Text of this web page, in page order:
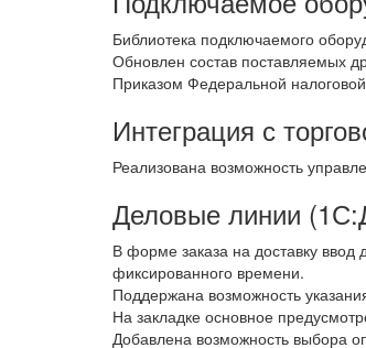
Библиотека подключаемого
Обновлен состав поставляемых
Приказом Федеральной
Интеграция с
Реализована возможность
Деловые линии
В форме заказа на доставку
фиксированного времени.
Поддержана возможность
На закладке основное
Добавлена возможность выбора